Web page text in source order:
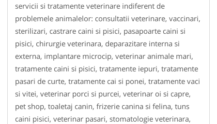
servicii si tratamente veterinare indiferent de
problemele animalelor: consultatii veterinare, vaccinari,
sterilizari, castrare caini si pisici, pasapoarte caini si
pisici, chirurgie veterinara, deparazitare interna si
externa, implantare microcip, veterinar animale mari,
tratamente caini si pisici, tratamente iepuri, tratamente
pasari de curte, tratamente cai si ponei, tratamente vaci
si vitei, veterinar porci si purcei, veterinar oi si capre,
pet shop, toaletaj canin, frizerie canina si felina, tuns
caini pisici, veterinar pasari, stomatologie veterinara,